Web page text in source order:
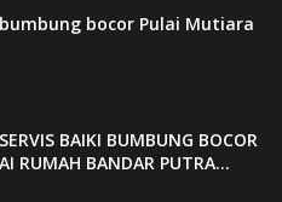
bocor Pulai Mutiara
BAIKI BUMBUNG BOCOR
RUMAH BANDAR PUTRA...